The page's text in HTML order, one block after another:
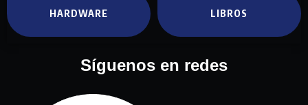
HARDWARE LIBROS
Síguenos en redes